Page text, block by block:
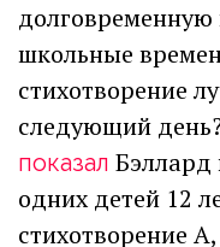
долговременную
школьные
стихотворение
следующий
показал Бэллард
одних детей 12
стихотворение